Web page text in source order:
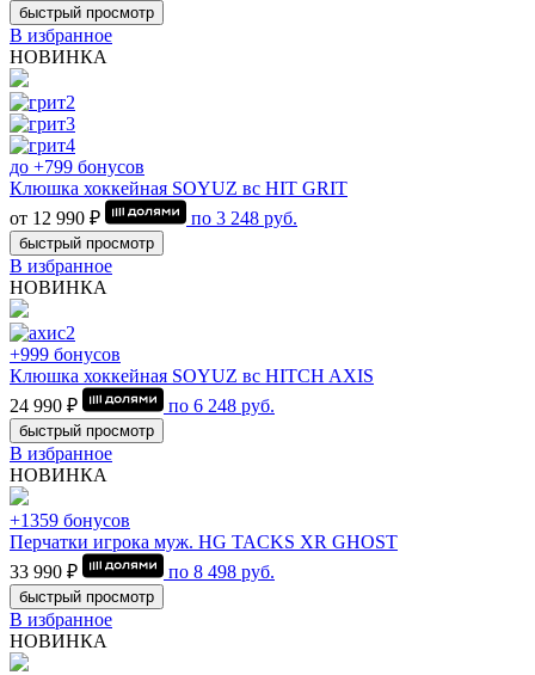
быстрый просмотр
В избранное
НОВИНКА
до +799 бонусов
Клюшка хоккейная SOYUZ вс HIT GRIT
от 12 990 ₽
по 3 248 руб.
быстрый просмотр
В избранное
НОВИНКА
+999 бонусов
Клюшка хоккейная SOYUZ вс HITCH AXIS
24 990 ₽
по 6 248 руб.
быстрый просмотр
В избранное
НОВИНКА
+1359 бонусов
Перчатки игрока муж. HG TACKS XR GHOST
33 990 ₽
по 8 498 руб.
быстрый просмотр
В избранное
НОВИНКА